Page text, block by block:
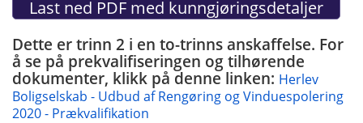
Dette er trinn 2 i en to-trinns anskaffelse. For
å se på prekvalifiseringen og tilhørende
dokumenter, klikk på denne linken: Herlev
Boligselskab - Udbud af Rengøring og Vinduespolering
2020 - Prækvalifikation